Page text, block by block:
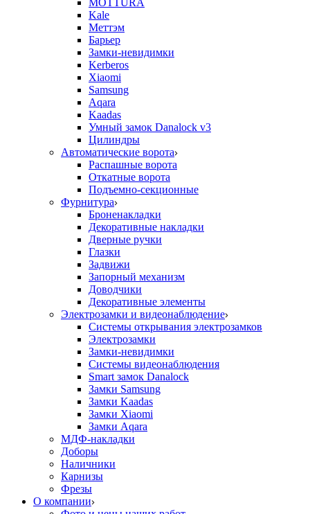
MOTTURA
Kale
Меттэм
Барьер
Замки-невидимки
Kerberos
Xiaomi
Samsung
Aqara
Kaadas
Умный замок Danalock v3
Цилиндры
Автоматические ворота
Распашные ворота
Откатные ворота
Подъемно-секционные
Фурнитура
Броненакладки
Декоративные накладки
Дверные ручки
Глазки
Задвижи
Запорный механизм
Доводчики
Декоративные элементы
Электрозамки и видеонаблюдение
Системы открывания электрозамков
Электрозамки
Замки-невидимки
Системы видеонаблюдения
Smart замок Danalock
Замки Samsung
Замки Kaadas
Замки Xiaomi
Замки Aqara
МДФ-накладки
Доборы
Наличники
Карнизы
Фрезы
О компании